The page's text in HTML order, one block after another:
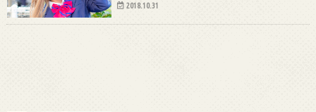
2018.10.31